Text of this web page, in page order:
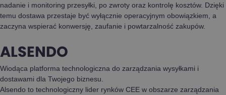
nadanie i monitoring przesyłki, po zwroty oraz kontrolę kosztów. Dzięki
temu dostawa przestaje być wyłącznie operacyjnym obowiązkiem, a
zaczyna wspierać konwersję, zaufanie i powtarzalność zakupów.
ALSENDO
Wiodąca platforma technologiczna do zarządzania wysyłkami i
dostawami dla Twojego biznesu.
Alsendo to technologiczny lider rynków CEE w obszarze zarządzania